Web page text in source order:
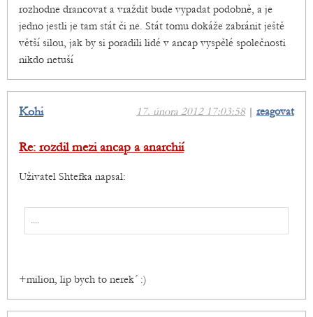
rozhodne drancovat a vraždit bude vypadat podobně, a je
jedno jestli je tam stát či ne. Stát tomu dokáže zabránit ještě
větší silou, jak by si poradili lidé v ancap vyspělé společnosti
nikdo netuší
17. února 2012 17:03:58| reagovat
Kohi
Re: rozdil mezi ancap a anarchií
Uživatel Shtefka napsal:
....
+milion, lip bych to nerek´ :)